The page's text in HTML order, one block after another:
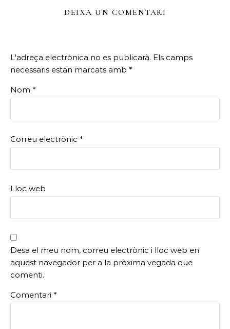
DEIXA UN COMENTARI
L'adreça electrònica no es publicarà. Els camps
necessaris estan marcats amb *
Nom *
Correu electrònic *
Lloc web
Desa el meu nom, correu electrònic i lloc web en
aquest navegador per a la pròxima vegada que
comenti.
Comentari *